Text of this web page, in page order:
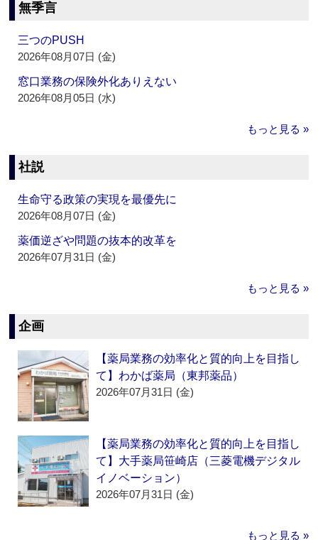
無季言
三つのPUSH
2026年08月07日 (金)
窓口業務の保険外化ありえない
2026年08月05日 (水)
もっと見る »
社説
生命守る政策の実現を最優先に
2026年08月07日 (金)
薬価逆ざや問題の抜本的改革を
2026年07月31日 (金)
もっと見る »
企画
【薬局業務の効率化と質的向上を目指し
て】わかば薬局（東邦薬品）
2026年07月31日 (金)
【薬局業務の効率化と質的向上を目指し
て】大手薬局笹崎店（三菱電機デジタル
イノベーション）
2026年07月31日 (金)
もっと見る »